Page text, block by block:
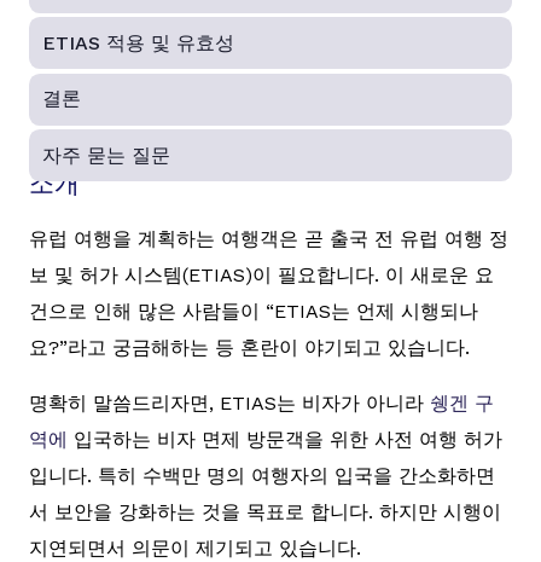
ETIAS 적용 및 유효성
결론
자주 묻는 질문
소개
유럽 여행을 계획하는 여행객은 곧 출국 전 유럽 여행 정
보 및 허가 시스템(ETIAS)이 필요합니다. 이 새로운 요
건으로 인해 많은 사람들이 “ETIAS는 언제 시행되나
요?”라고 궁금해하는 등 혼란이 야기되고 있습니다.
명확히 말씀드리자면, ETIAS는 비자가 아니라 쉥겐 구
역에 입국하는 비자 면제 방문객을 위한 사전 여행 허가
입니다. 특히 수백만 명의 여행자의 입국을 간소화하면
서 보안을 강화하는 것을 목표로 합니다. 하지만 시행이
지연되면서 의문이 제기되고 있습니다.